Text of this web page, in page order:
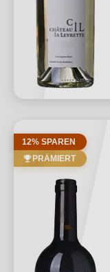
12% SPAREN
PRÄMIERT